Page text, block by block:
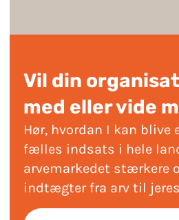
Vil din
med eller vide
Hør, hvordan I kan blive
fælles indsats i hele
arvemarkedet stærkere
indtægter fra arv til